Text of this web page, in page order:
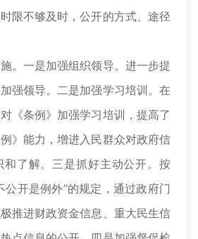
限不够及时，公开的方式、途径
一是加强组织领导。进一步提
强领导。二是加强学习培训。在
《条例》加强学习培训，提高了
》能力，增进入民群众对政府信
和了解。三是抓好主动公开。按
公开是例外”的规定，通过政府门
推进财政资金信息、重大民生信